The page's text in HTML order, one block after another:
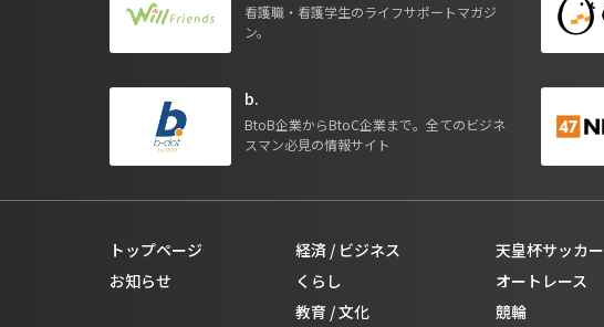
看護職・看護学生のライフサポートマガジ
ン。
b.
BtoB企業からBtoC企業まで。全てのビジネ
スマン必見の情報サイト
トップページ
お知らせ
経済 / ビジネス
くらし
教育 / 文化
天皇杯サッカー
オートレース
競輪